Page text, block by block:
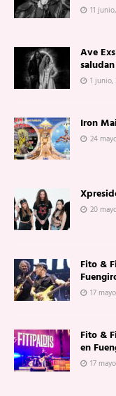
11
Ave
saludan
1 junio,
Iron
24
20
Fito &
17
Fito &
en
17